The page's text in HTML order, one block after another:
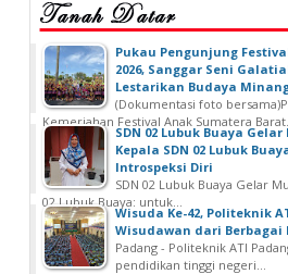
‎Pukau Pengunjung
2026, Sanggar Seni
Lestarikan Budaya
(Dokumentasi foto
Kemeriahan Festival Anak Sumatera Barat...
SDN 02 Lubuk Buaya
Kepala SDN 02 Lubuk
Introspeksi Diri
SDN 02 Lubuk Buaya Gelar
02 Lubuk Buaya: untuk...
Wisuda Ke-42, Politeknik
Wisudawan dari Berbagai
Padang - Politeknik ATI
pendidikan tinggi negeri...